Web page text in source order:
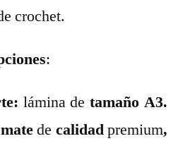
crochet.
:
lámina detamaño A3.
de calidadpremium,